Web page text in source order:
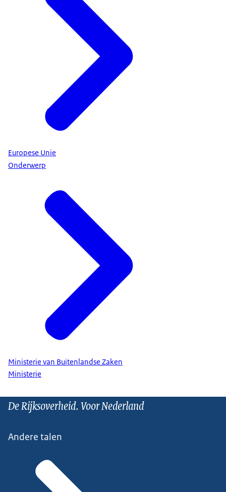
Europese Unie
Onderwerp
Ministerie van Buitenlandse Zaken
Ministerie
De Rijksoverheid. Voor Nederland
Andere talen